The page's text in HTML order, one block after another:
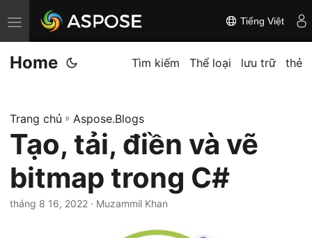
C
h
u
n
đ
i
đ
Tiếng Việt
Home Tìm kiếm Thể loại lưu trữ thẻ
Trang chủ » Aspose.Blogs
Tạo, tải, điền và vẽ
bitmap trong C#
tháng 8 16, 2022 · Muzammil Khan